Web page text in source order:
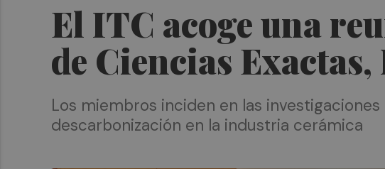
El ITC acoge una
de Ciencias
Los miembros inciden en las
descarbonización en la industria cerámica